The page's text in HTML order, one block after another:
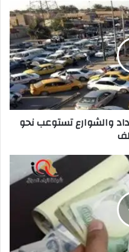
بغداد والشوارع تستوعب نحو